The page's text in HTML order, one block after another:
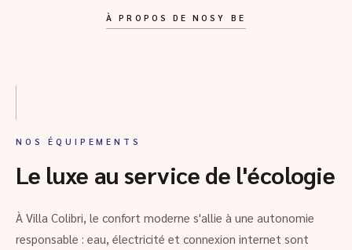
À PROPOS DE NOSY BE
NOS ÉQUIPEMENTS
Le luxe au service de l'écologie
À Villa Colibri, le confort moderne s'allie à une autonomie
responsable : eau, électricité et connexion internet sont